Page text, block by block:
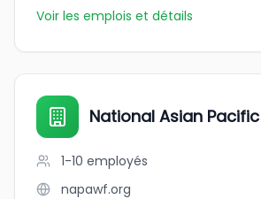
Voir les emplois et détails
National Asian
1-10 employés
napawf.org